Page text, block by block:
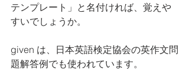
テンプレート」と名付ければ、覚えや
すいでしょうか。
given は、日本英語検定協会の英作文問
題解答例でも使われています。